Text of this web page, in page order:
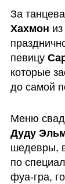
За
Хахмон
певицу
которые
до самой
Дуду
шедевры,
по
фуа-гра,